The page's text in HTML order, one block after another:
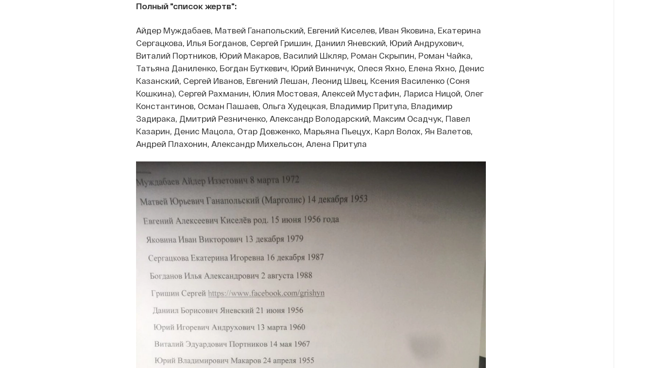
Полный "список жертв":
Айдер Муждабаев, Матвей Ганапольский, Евгений Киселев, Иван Яковина, Екатерина
Сергацкова, Илья Богданов, Сергей Гришин, Даниил Яневский, Юрий Андрухович,
Виталий Портников, Юрий Макаров, Василий Шкляр, Роман Скрыпин, Роман Чайка,
Татьяна Даниленко, Богдан Буткевич, Юрий Винничук, Олеся Яхно, Елена Яхно, Денис
Казанский, Сергей Иванов, Евгений Лешан, Леонид Швец, Ксения Василенко (Соня
Кошкина), Сергей Рахманин, Юлия Мостовая, Алексей Мустафин, Лариса Ницой, Олег
Константинов, Осман Пашаев, Ольга Худецкая, Владимир Притула, Владимир
Задирака, Дмитрий Резниченко, Александр Володарский, Максим Осадчук, Павел
Казарин, Денис Мацола, Отар Довженко, Марьяна Пьецух, Карл Волох, Ян Валетов,
Андрей Плахонин, Александр Михельсон, Алена Притула